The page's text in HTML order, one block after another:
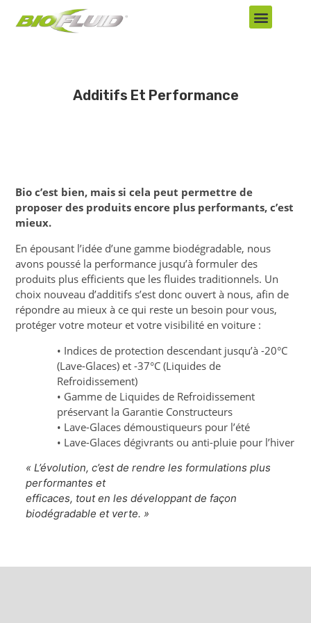
Additifs Et Performance
Bio c’est bien, mais si cela peut permettre de
proposer des produits encore plus performants, c’est
mieux.
En épousant l’idée d’une gamme biodégradable, nous
avons poussé la performance jusqu’à formuler des
produits plus efficients que les fluides traditionnels. Un
choix nouveau d’additifs s’est donc ouvert à nous, afin de
répondre au mieux à ce qui reste un besoin pour vous,
protéger votre moteur et votre visibilité en voiture :
• Indices de protection descendant jusqu’à -20°C
(Lave-Glaces) et -37°C (Liquides de
Refroidissement)
• Gamme de Liquides de Refroidissement
préservant la Garantie Constructeurs
• Lave-Glaces démoustiqueurs pour l’été
• Lave-Glaces dégivrants ou anti-pluie pour l’hiver
« L’évolution, c’est de rendre les formulations plus
performantes et
efficaces, tout en les développant de façon
biodégradable et verte. »